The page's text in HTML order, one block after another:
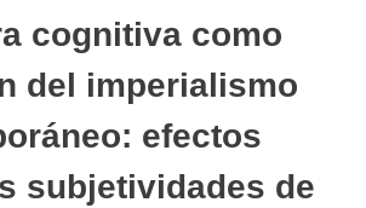
cognitiva como
del imperialismo
efectos
subjetividades de